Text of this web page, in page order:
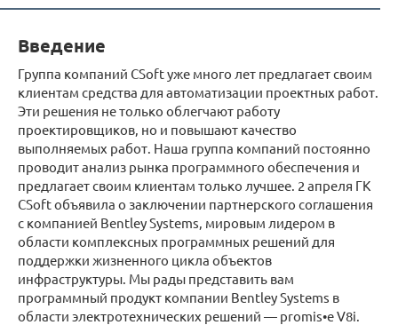
Введение
Группа компаний CSoft уже много лет предлагает своим
клиентам средства для автоматизации проектных работ.
Эти решения не только облегчают работу
проектировщиков, но и повышают качество
выполняемых работ. Наша группа компаний постоянно
проводит анализ рынка программного обеспечения и
предлагает своим клиентам только лучшее. 2 апреля ГК
CSoft объявила о заключении партнерского соглашения
с компанией Bentley Systems, мировым лидером в
области комплексных программных решений для
поддержки жизненного цикла объектов
инфраструктуры. Мы рады представить вам
программный продукт компании Bentley Systems в
области электротехнических решений — promis•e V8i.